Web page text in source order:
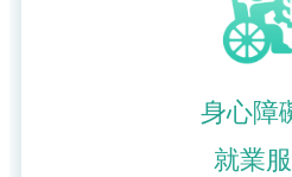
身心障
就業